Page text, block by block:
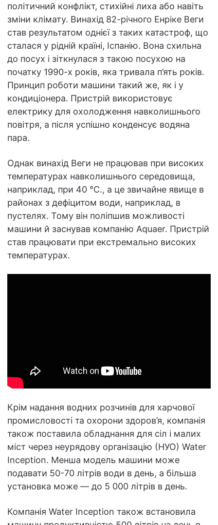
політичний конфлікт, стихійні лиха або навіть
зміни клімату. Винахід 82-річного Енріке Веги
став результатом однієї з таких катастроф, що
сталася у рідній країні, Іспанію. Вона схильна
до посух і зіткнулася з такою посухою на
початку 1990-х років, яка тривала п’ять років.
Принцип роботи машини такий же, як і у
кондиціонера. Пристрій використовує
електрику для охолодження навколишнього
повітря, а після успішно конденсує водяна
пара.
Однак винахід Веги не працював при високих
температурах навколишнього середовища,
наприклад, при 40 °C., а це звичайне явище в
районах з дефіцитом води, наприклад, в
пустелях. Тому він поліпшив можливості
машини й заснував компанію Aquaer. Пристрій
став працювати при екстремально високих
температурах.
Крім надання водних розчинів для харчової
промисловості та охорони здоров’я, компанія
також поставила обладнання для сіл і малих
міст через неурядову організацію (НУО) Water
Inception. Менша модель машини може
подавати 50-70 літрів води в день, а більша
установка може — до 5 000 літрів в день.
Компанія Water Inception також встановила